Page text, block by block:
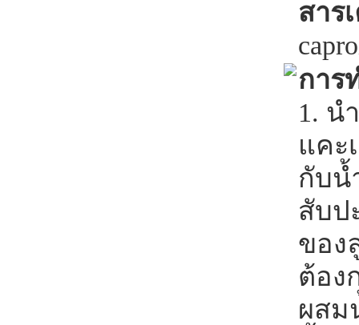
สาร
การ
1. น
แคะ
กับน้
สับป
ของ
ต้อง
ผสม